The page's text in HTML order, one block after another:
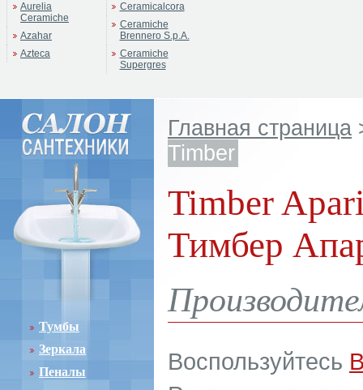
Aurelia
Ceramiche
Azahar
Azteca
Ceramicalcora
Ceramiche
Brennero S.p.A.
Ceramiche
Supergres
Тумбы
Зеркала
Пеналы
Главная страница
Timber
Timber
Тимбер
Воспользуйтесь